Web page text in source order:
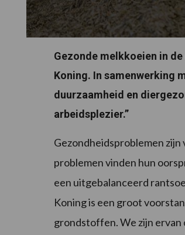
Gezonde melkkoeien in
Koning. In samenwerking
duurzaamheid en
arbeidsplezier.”
Gezondheidsproblemen
problemen vinden hun
een uitgebalanceerd
Koning is een groot
grondstoffen. We zijn